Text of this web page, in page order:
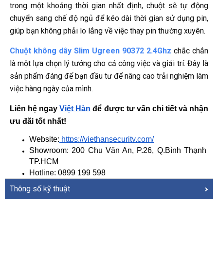
trong một khoảng thời gian nhất định, chuột sẽ tự động
chuyển sang chế độ ngủ để kéo dài thời gian sử dụng pin,
giúp bạn không phải lo lắng về việc thay pin thường xuyên.
Chuột không dây Slim Ugreen 90372 2.4Ghz chắc chắn
là một lựa chọn lý tưởng cho cả công việc và giải trí. Đây là
sản phẩm đáng để bạn đầu tư để nâng cao trải nghiệm làm
việc hàng ngày của mình.
Liên hệ ngay Việt Hàn để được tư vấn chi tiết và nhận
ưu đãi tốt nhất!
Website: https://viethansecurity.com/
Showroom: 200 Chu Văn An, P.26, Q.Bình Thạnh
TP.HCM
Hotline: 0899 199 598
Thông số kỹ thuật